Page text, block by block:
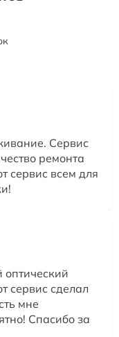
Сервис
ремонта
сервис всем для
сервис сделал
мне
Спасибо за